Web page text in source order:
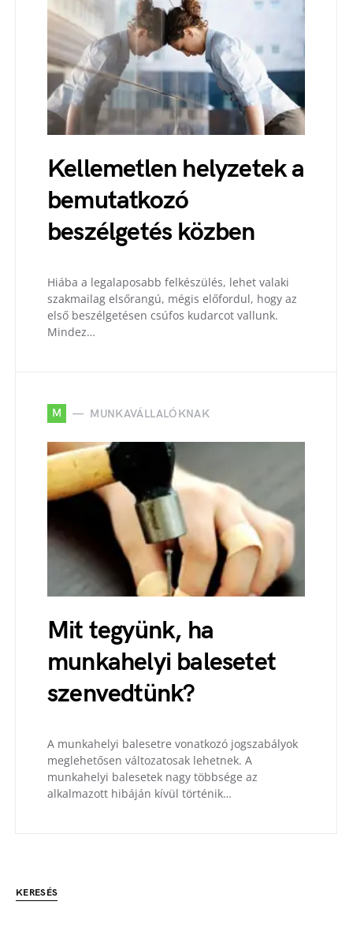
Kellemetlen helyzetek a
bemutatkozó
beszélgetés közben
Hiába a legalaposabb felkészülés, lehet valaki
szakmailag elsőrangú, mégis előfordul, hogy az
első beszélgetésen csúfos kudarcot vallunk.
Mindez…
M MUNKAVÁLLALÓKNAK
Mit tegyünk, ha
munkahelyi balesetet
szenvedtünk?
A munkahelyi balesetre vonatkozó jogszabályok
meglehetősen változatosak lehetnek. A
munkahelyi balesetek nagy többsége az
alkalmazott hibáján kívül történik…
KERESÉS